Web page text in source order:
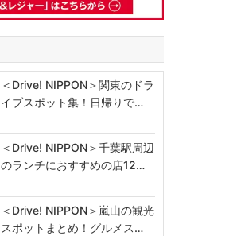
＜Drive! NIPPON＞関東のドラ
イブスポット集！日帰りで…
＜Drive! NIPPON＞千葉駅周辺
のランチにおすすめの店12…
＜Drive! NIPPON＞嵐山の観光
スポットまとめ！グルメス…